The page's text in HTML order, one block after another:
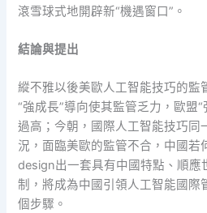
滾雪球式地開辟新“機遇窗口”。
結論與提出
縱不雅以後美歐人工智能技巧的監
“強成長”導向使其監管乏力，歐盟
過高；今朝，國際人工智能技巧同
況，面臨美歐的監管不合，中國若
design出一套具有中國特點、順應
制，將成為中國引領人工智能國際
個步驟。